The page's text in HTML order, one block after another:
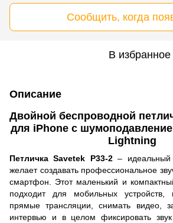
Сообщить, когда
В избранное
Описание
Двойной беспроводной
для iPhone с
Lightning
Петличка Savetek P33-2– идеальный
желает создавать профессиональное
смартфон. Этот маленький и
подходит для мобильных устройств,
прямые трансляции, снимать видео,
интервью и в целом фиксировать